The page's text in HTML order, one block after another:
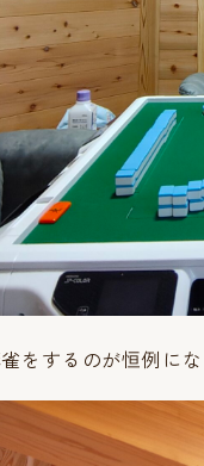
をするのが恒例にな